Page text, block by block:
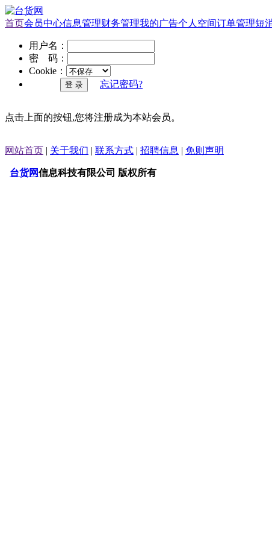
首页会员中心信息管理财务管理我的广告个人空间订单管理短
用户名：
密 码：
Cookie：
忘记密码?
点击上面的按钮,您将注册成为本站会员。
网站首页 | 关于我们 | 联系方式 | 招聘信息 | 免则声明
台货网信息科技有限公司 版权所有